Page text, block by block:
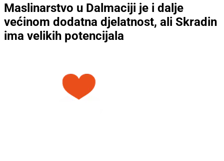
Maslinarstvo u Dalmaciji je i dalje
većinom dodatna djelatnost, ali Skradin
ima velikih potencijala